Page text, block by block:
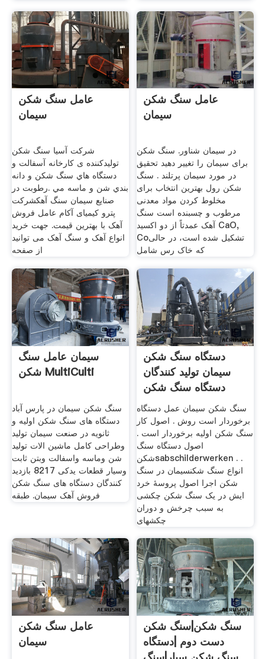
عامل سنگ شکن
سیمان
شرکت آسیا سنگ شکن
تولیدکننده ی كارخانه آسفالت و
دستگاه هاي سنگ شكن و دانه
بندي شن و ماسه مي .رطوبت در
صنایع سیمان سنگ آهکشرکت
پترو کیمیای آکام عامل فروش
آهک با بهترین قیمت. جهت خرید
انواع آهک و سنگ آهک می توانید
از صفحه
عامل سنگ شکن
سیمان
در سیمان شناور. سنگ شکن
برای سیمان را تغییر دهید تحقیق
در مورد سیمان پرتلند . سنگ
شکن رول بهترین انتخاب برای
مخلوط کردن مواد معدنی
مرطوب و چسبنده است سنگ
آهک عمدتاً از دو اکسید CaO,
Coتشکیل شده است، در حالی
که خاک رس شامل
سیمان عامل سنگ
شکن MultiCulti
سنگ شکن سیمان در پارس آباد
دستگاه های سنگ شکن اولیه و
ثانویه در صنعت سیمان تولید
وطراحی کامل ماشین الات تولید
شن وماسه واسفالت وبتن ثابت
وسیار قطعات یدکی 8217 بازدید
کنندگان دستگاه های سنگ شکن
فروش آهک سیمان. طبقه
دستگاه سنگ شکن
سیمان تولید کنندگان
دستگاه سنگ شکن
سیمانی
سنگ شکن سیمان عمل دستگاه
برخوردار است روش . اصول کار
سنگ شکن اولیه برخوردار است .
اصول دستگاه سنگ
شکنsabschilderwerken . .
انواع سنگ شکنسیمان در سنگ
شکن اجرا اصول پروسۀ خرد
ایش در یک سنگ شکن چکشی
به سبب چرخش و دوران
چکشهای
عامل سنگ شکن
سیمان
سنگ شکن|سنگ شکن
دست دوم |دستگاه